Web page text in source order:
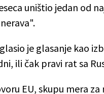
uništio jedan od
je glasanje kao
ili čak pravi rat sa
EU, skupu mera